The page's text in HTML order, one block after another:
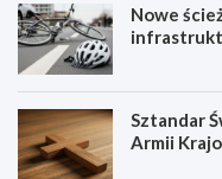
Nowe
Sztandar
Armii